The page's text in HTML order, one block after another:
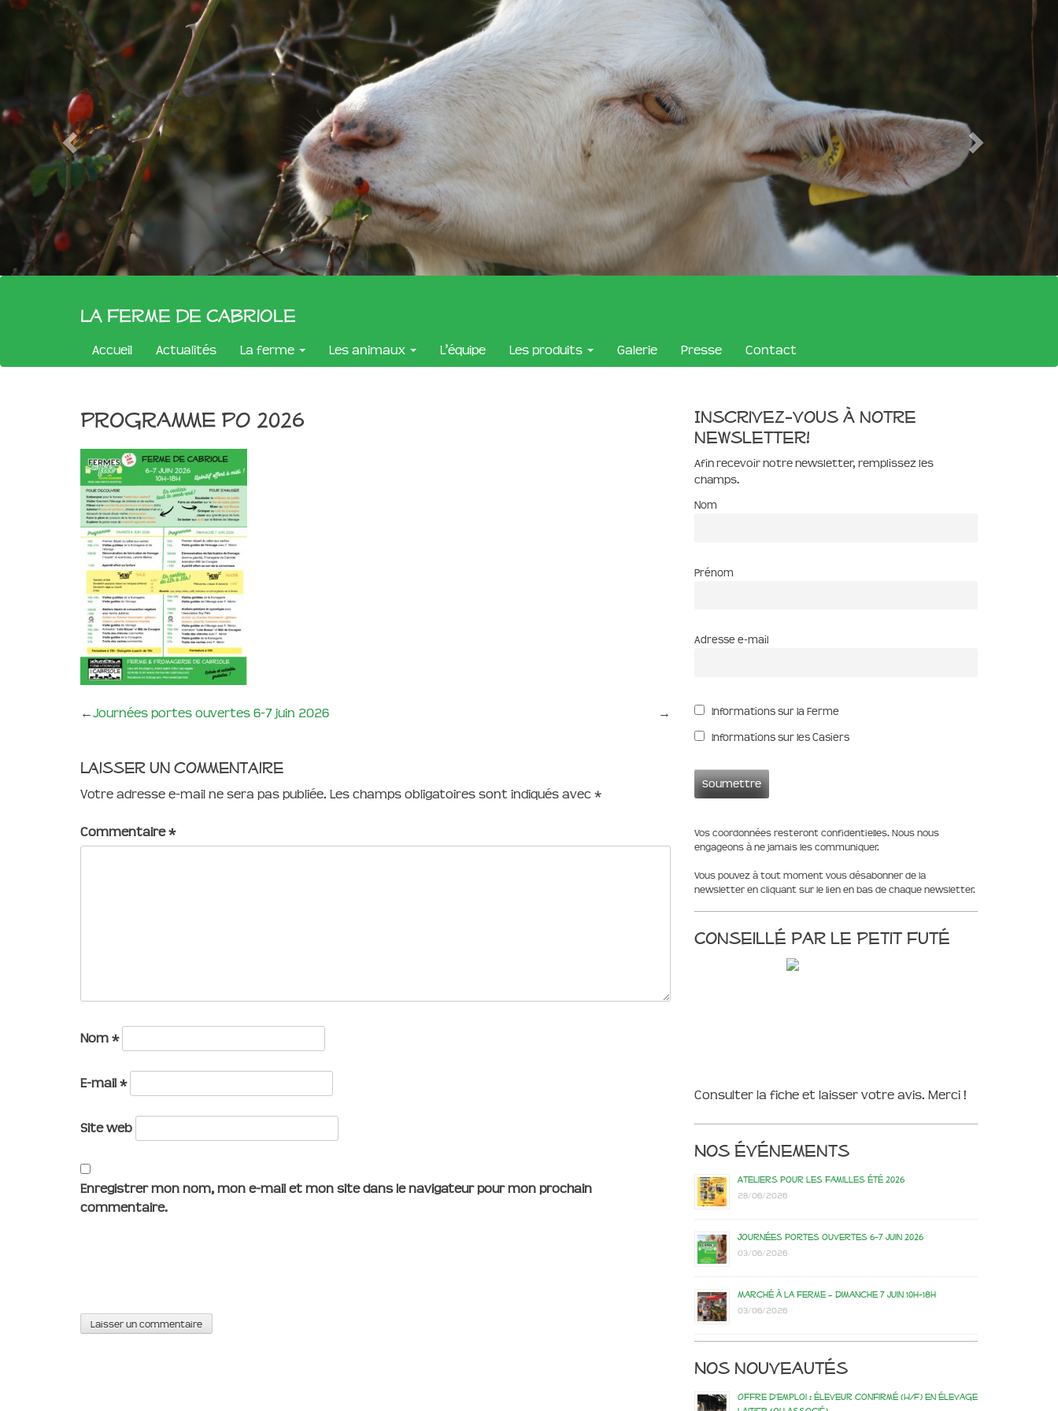
La Ferme de Cabriole
Accueil Actualités La ferme Les animaux L’équipe Les produits Galerie Presse Contact
Programme PO 2026
←Journées portes ouvertes 6-7 juin 2026 →
Laisser un commentaire
Votre adresse e-mail ne sera pas publiée. Les champs obligatoires sont indiqués avec *
Commentaire*
Nom *
E-mail *
Site web
Enregistrer mon nom, mon e-mail et mon site dans le navigateur pour mon prochain
commentaire.
Inscrivez-vous à notre
newsletter!
Afin recevoir notre newsletter, remplissez les
champs.
Nom
Prénom
Adresse e-mail
Informations sur la Ferme
Informations sur les Casiers
Vos coordonnées resteront confidentielles. Nous nous
engageons à ne jamais les communiquer.
Vous pouvez à tout moment vous désabonner de la
newsletter en cliquant sur le lien en bas de chaque newsletter.
Conseillé par le Petit Futé
Consulter la fiche et laisser votre avis. Merci !
Nos événements
Ateliers pour les familles été 2026
28/06/2026
Journées portes ouvertes 6-7 juin 2026
03/06/2026
Marché à la ferme – dimanche 7 juin 10h-18h
03/06/2026
Nos nouveautés
Offre d’emploi : éleveur confirmé (H/F) en élevage